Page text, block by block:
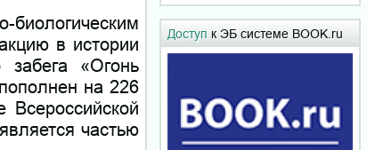
в истории
забега «Огонь
на 226
частью
Доступ к ЭБ системе BOOK.ru